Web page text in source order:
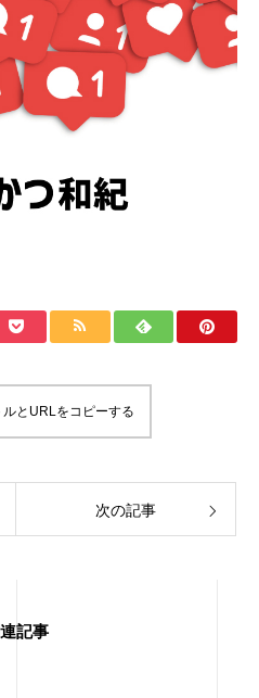
とURLをコピーする
次の記事
記事